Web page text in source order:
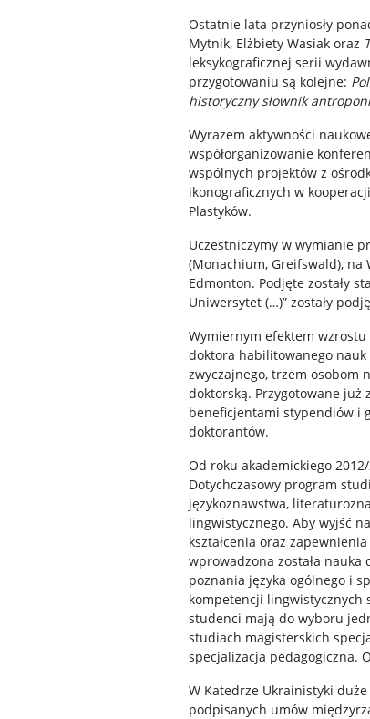
Ostatnie lata przyniosły
Mytnik, Elżbiety Wasiak oraz
leksykograficznej serii
przygotowaniu są kolejne:
historyczny słownik
Wyrazem aktywności
współorganizowanie
wspólnych projektów z
ikonograficznych w
Plastyków.
Uczestniczymy w wymianie
(Monachium, Greifswald), na
Edmonton. Podjęte zostały
Uniwersytet (…)” zostały
Wymiernym efektem
doktora habilitowanego nauk
zwyczajnego, trzem osobom
doktorską. Przygotowane
beneficjentami stypendiów i
doktorantów.
Od roku akademickiego
Dotychczasowy program
językoznawstwa,
lingwistycznego. Aby wyjść
kształcenia oraz
wprowadzona została
poznania języka ogólnego i
kompetencji lingwistycznych
studenci mają do wyboru
studiach magisterskich
specjalizacja pedagogiczna.
W Katedrze Ukrainistyki
podpisanych umów